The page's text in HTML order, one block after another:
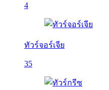
4
ทัวร์จอร์เจีย
35